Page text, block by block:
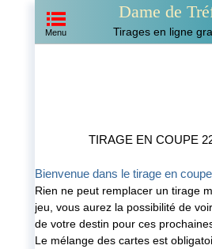
Dame de
Tirages en ligne
Menu
TIRAGE EN COUPE
Bienvenue dans le tirage en coupe
Rien ne peut remplacer un tirage
jeu, vous aurez la possibilité de
de votre destin pour ces
Le mélange des cartes est